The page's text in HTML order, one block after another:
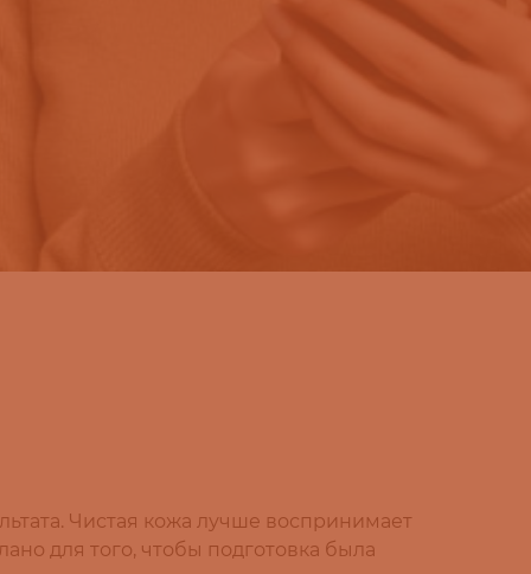
Чистая кожа лучше воспринимает
для того, чтобы подготовка была